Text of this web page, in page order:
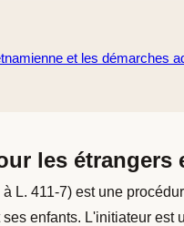
et les démarches
les étrangers
L. 411-7) est une
enfants. L'initiateur est